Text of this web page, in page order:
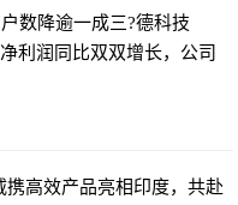
数降逾一成三?德科技
利润同比双双增长，公司
携高效产品亮相印度，共赴